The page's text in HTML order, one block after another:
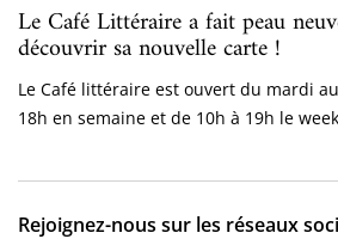
Le Café Littéraire a fait peau
découvrir sa nouvelle carte !
Le Café littéraire est ouvert du mardi
18h en semaine et de 10h à 19h le
Rejoignez-nous sur les réseaux